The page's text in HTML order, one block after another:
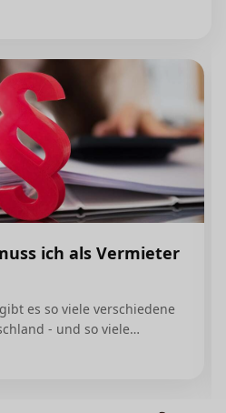
ich als Vermieter
es so viele verschiedene
- und so viele
zwei Drittel aller Bücher